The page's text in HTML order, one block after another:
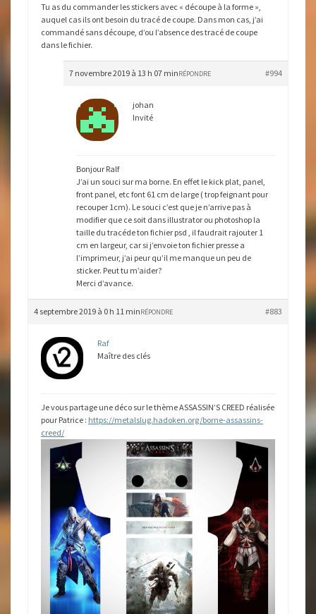
Tu as du commander les stickers avec « découpe à la forme »,
auquel cas ils ont besoin du tracé de coupe. Dans mon cas, j’ai
commandé sans découpe, d’ou l’absence des tracé de coupe
dans le fichier.
7 novembre 2019 à 13 h 07 min #994
RÉPONDRE
johan
Invité
Bonjour Ralf
J’ai un souci sur ma borne. En effet le kick plat, panel,
front panel, etc font 61 cm de large ( trop feignant pour
recouper 1cm). Le souci c’est que je n’arrive pas à
modifier que ce soit dans illustrator ou photoshop la
taille du tracéde ton fichier psd , il faudrait rajouter 1
cm en largeur, car si j’envoie ton fichier presse a
l’imprimeur, j’ai peur qu’il me manque un peu de
sticker. Peut tu m’aider?
Merci d’avance.
4 septembre 2019 à 0 h 11 min #883
RÉPONDRE
Raf
Maître des clés
Je vous partage une déco sur le thème ASSASSIN’S CREED réalisée
pour Patrice : https://metalslug.hadoken.org/borne-assassins-
creed/